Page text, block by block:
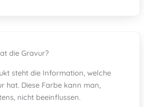
die Gravur?
steht die Information, welche
hat. Diese Farbe kann man,
nicht beeinflussen.